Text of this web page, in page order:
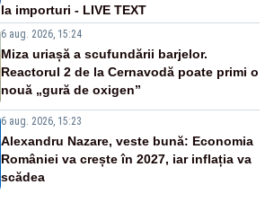
la importuri - LIVE TEXT
6 aug. 2026, 15:24
Miza uriașă a scufundării barjelor.
Reactorul 2 de la Cernavodă poate primi o
nouă „gură de oxigen”
6 aug. 2026, 15:23
Alexandru Nazare, veste bună: Economia
României va crește în 2027, iar inflația va
scădea